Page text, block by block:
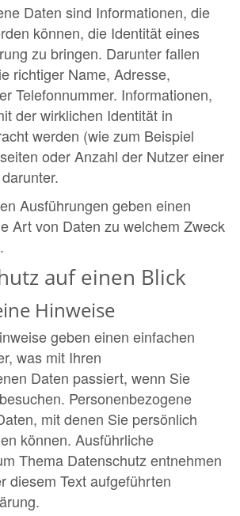
Daten sind Informationen, die
können, die Identität eines
zu bringen. Darunter fallen
richtiger Name, Adresse,
Telefonnummer. Informationen,
der wirklichen Identität in
werden (wie zum Beispiel
oder Anzahl der Nutzer einer
Ausführungen geben einen
Art von Daten zu welchem Zweck
auf einen Blick
Hinweise
geben einen einfachen
was mit Ihren
Daten passiert, wenn Sie
Personenbezogene
mit denen Sie persönlich
können. Ausführliche
Thema Datenschutz entnehmen
diesem Text aufgeführten